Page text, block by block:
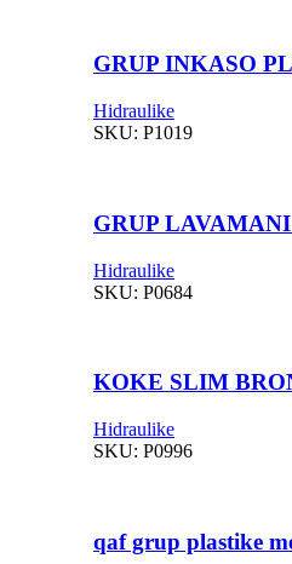
GRUP INKASO
Hidraulike
SKU: P1019
GRUP
Hidraulike
SKU: P0684
KOKE SLIM
Hidraulike
SKU: P0996
qaf grup plastike